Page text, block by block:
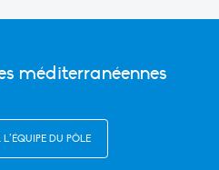
méditerranéennes
DU PÔLE